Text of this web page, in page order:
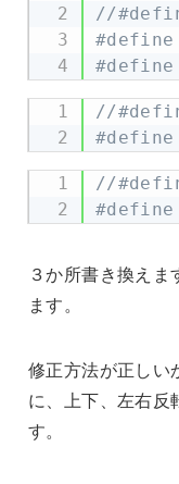
//
#define
#define
//
#define
//#define
#define
３か所書き換え
ます。
修正方法が正しい
に、上下、左右反
す。